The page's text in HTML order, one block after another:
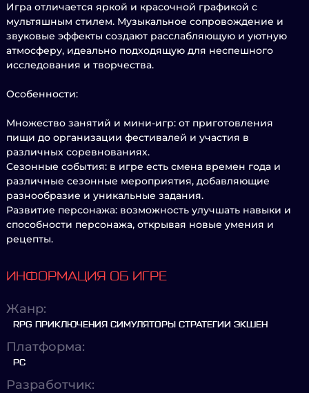
Игра отличается яркой и красочной графикой с
мультяшным стилем. Музыкальное сопровождение и
звуковые эффекты создают расслабляющую и уютную
атмосферу, идеально подходящую для неспешного
исследования и творчества.
Особенности:
Множество занятий и мини-игр: от приготовления
пищи до организации фестивалей и участия в
различных соревнованиях.
Сезонные события: в игре есть смена времен года и
различные сезонные мероприятия, добавляющие
разнообразие и уникальные задания.
Развитие персонажа: возможность улучшать навыки и
способности персонажа, открывая новые умения и
рецепты.
ИНФОРМАЦИЯ ОБ ИГРЕ
Жанр:
RPG ПРИКЛЮЧЕНИЯ СИМУЛЯТОРЫ СТРАТЕГИИ ЭКШЕН
Платформа:
PC
Разработчик: